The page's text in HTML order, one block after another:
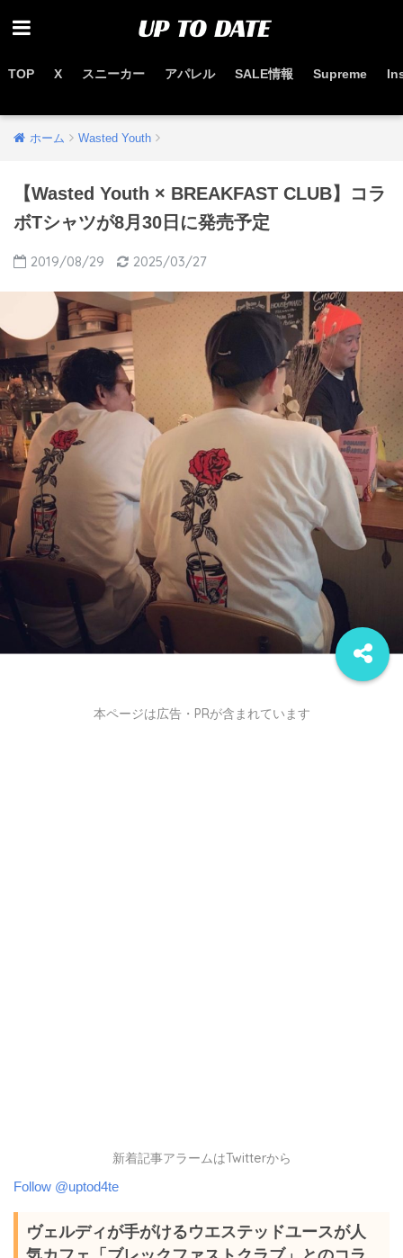
TOP X スニーカー アパレル SALE情報 Supreme
ホーム Wasted Youth
【Wasted Youth × BREAKFAST CLUB】コラ
ボTシャツが8月30日に発売予定
2019/08/29 2025/03/27
本ページは広告・PRが含まれています
新着記事アラームはTwitterから
Follow @uptod4te
ヴェルディが手がけるウエステッドユースが人